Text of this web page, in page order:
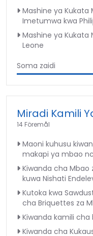
Mashine ya Kukata
Imetumwa kwa
Mashine ya Kukata
Leone
Soma zaidi
Miradi Kamili
14 Föremål
Maoni kuhusu
makapi ya mbao
Kiwanda cha Mbao
kuwa Nishati
Kutoka kwa
cha Briquettes za
Kiwanda kamili
Kiwanda cha